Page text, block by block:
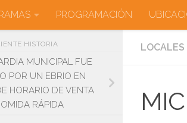
PROGRAMACIÓN
LOCALES
HISTORIA
MUNICIPAL FUE
POR UN EBRIO EN
HORARIO DE VENTA
RÁPIDA